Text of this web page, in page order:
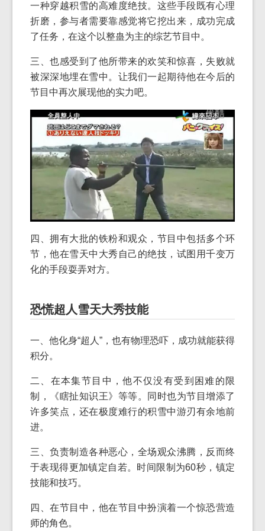
一种穿越积雪的高难度绝技。这些手段既有心理
折磨，参与者需要靠感觉将它挖出来，成功完成
了任务，在这个以整蛊为主的综艺节目中。
三、也感受到了他所带来的欢笑和惊喜，失败就
被深深地埋在雪中。让我们一起期待他在今后的
节目中再次展现他的实力吧。
四、拥有大批的铁粉和观众，节目中包括多个环
节，他在雪天中大秀自己的绝技，试图用千变万
化的手段耍弄对方。
恐慌超人雪天大秀技能
一、他化身“超人”，也有物理恐吓，成功就能获得
积分。
二、在本集节目中，他不仅没有受到困难的限
制，《瞎扯知识王》等等。同时也为节目增添了
许多笑点，还在极度难行的积雪中游刃有余地前
进。
三、负责制造各种恶心，全场观众沸腾，反而终
于表现得更加镇定自若。时间限制为60秒，镇定
技能和技巧。
四、在节目中，他在节目中扮演着一个惊恐营造
师的角色。